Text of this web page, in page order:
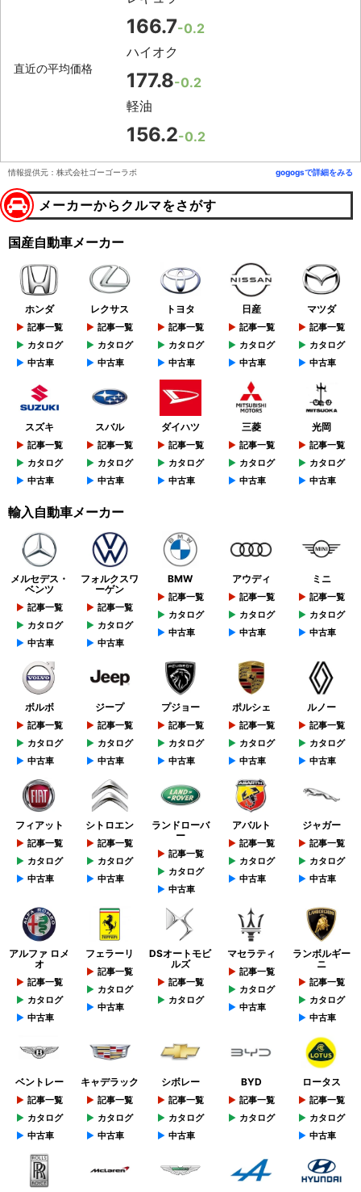
直近の平均価格
166.7-0.2
ハイオク
177.8-0.2
軽油
156.2-0.2
情報提供元：株式会社ゴーゴーラボ gogogsで詳細をみる
メーカーからクルマをさがす
国産自動車メーカー
ホンダ
記事一覧
カタログ
中古車
レクサス
記事一覧
カタログ
中古車
トヨタ
記事一覧
カタログ
中古車
日産
記事一覧
カタログ
中古車
マツダ
記事一覧
カタログ
中古車
スズキ
記事一覧
カタログ
中古車
スバル
記事一覧
カタログ
中古車
ダイハツ
記事一覧
カタログ
中古車
三菱
記事一覧
カタログ
中古車
光岡
記事一覧
カタログ
中古車
輸入自動車メーカー
メルセデス・
ベンツ
記事一覧
カタログ
中古車
フォルクスワ
ーゲン
記事一覧
カタログ
中古車
BMW
記事一覧
カタログ
中古車
アウディ
記事一覧
カタログ
中古車
ミニ
記事一覧
カタログ
中古車
ボルボ
記事一覧
カタログ
中古車
ジープ
記事一覧
カタログ
中古車
プジョー
記事一覧
カタログ
中古車
ポルシェ
記事一覧
カタログ
中古車
ルノー
記事一覧
カタログ
中古車
フィアット
記事一覧
カタログ
中古車
シトロエン
記事一覧
カタログ
中古車
ランドローバ
ー
記事一覧
カタログ
中古車
アバルト
記事一覧
カタログ
中古車
ジャガー
記事一覧
カタログ
中古車
アルファ ロメ
オ
記事一覧
カタログ
中古車
フェラーリ
記事一覧
カタログ
中古車
DSオートモビ
ルズ
記事一覧
カタログ
マセラティ
記事一覧
カタログ
中古車
ランボルギー
ニ
記事一覧
カタログ
中古車
ベントレー
記事一覧
カタログ
中古車
キャデラック
記事一覧
カタログ
中古車
シボレー
記事一覧
カタログ
中古車
BYD
記事一覧
カタログ
ロータス
記事一覧
カタログ
中古車